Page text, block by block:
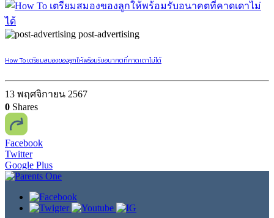
post-advertising
How To เตรียมสมองของลูกให้พร้อมรับอนาคตที่คาดเดาไม่ได้
13 พฤศจิกายน 2567
0 Shares
Facebook
Twitter
Google Plus